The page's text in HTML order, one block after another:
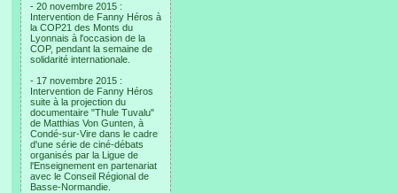
- 20 novembre 2015 :
Intervention de Fanny Héros à
la COP21 des Monts du
Lyonnais à l'occasion de la
COP, pendant la semaine de
solidarité internationale.
- 17 novembre 2015 :
Intervention de Fanny Héros
suite à la projection du
documentaire "Thule Tuvalu"
de Matthias Von Gunten, à
Condé-sur-Vire dans le cadre
d'une série de ciné-débats
organisés par la Ligue de
l'Enseignement en partenariat
avec le Conseil Régional de
Basse-Normandie.